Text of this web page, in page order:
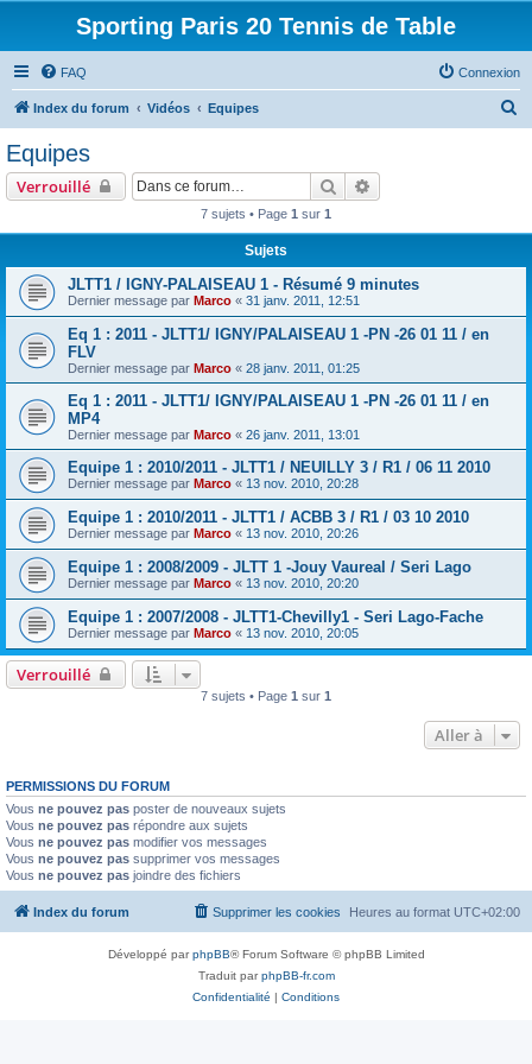
Sporting Paris 20 Tennis de Table
FAQ Connexion
Index du forum Vidéos Equipes
Equipes
Verrouillé Rechercher
7 sujets • Page 1 sur 1
Sujets
JLTT1 / IGNY-PALAISEAU 1 - Résumé 9 minutes
Dernier message par Marco « 31 janv. 2011, 12:51
Eq 1 : 2011 - JLTT1/ IGNY/PALAISEAU 1 -PN -26 01 11 / en
FLV
Dernier message par Marco « 28 janv. 2011, 01:25
Eq 1 : 2011 - JLTT1/ IGNY/PALAISEAU 1 -PN -26 01 11 / en
MP4
Dernier message par Marco « 26 janv. 2011, 13:01
Equipe 1 : 2010/2011 - JLTT1 / NEUILLY 3 / R1 / 06 11 2010
Dernier message par Marco « 13 nov. 2010, 20:28
Equipe 1 : 2010/2011 - JLTT1 / ACBB 3 / R1 / 03 10 2010
Dernier message par Marco « 13 nov. 2010, 20:26
Equipe 1 : 2008/2009 - JLTT 1 -Jouy Vaureal / Seri Lago
Dernier message par Marco « 13 nov. 2010, 20:20
Equipe 1 : 2007/2008 - JLTT1-Chevilly1 - Seri Lago-Fache
Dernier message par Marco « 13 nov. 2010, 20:05
Verrouillé
7 sujets • Page 1 sur 1
Aller à
PERMISSIONS DU FORUM
Vous ne pouvez pas poster de nouveaux sujets
Vous ne pouvez pas répondre aux sujets
Vous ne pouvez pas modifier vos messages
Vous ne pouvez pas supprimer vos messages
Vous ne pouvez pas joindre des fichiers
Index du forum Heures au format UTC+02:00
Supprimer les cookies
Développé parphpBB® Forum Software © phpBB Limited
Traduit parphpBB-fr.com
Confidentialité | Conditions